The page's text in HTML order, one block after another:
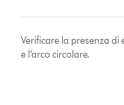
Verificare la presenza
e l’arco circolare.